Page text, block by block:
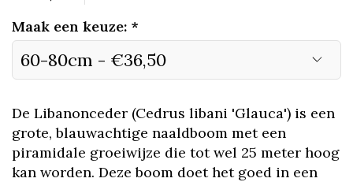
Maak een keuze: *
De Libanonceder (Cedrus libani 'Glauca') is een
grote, blauwachtige naaldboom met een
piramidale groeiwijze die tot wel 25 meter hoog
kan worden. Deze boom doet het goed in een